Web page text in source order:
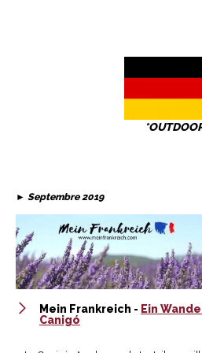
► Septembre 2019
Mein Frankreich - Ein
Canigó